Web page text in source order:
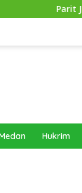
Jalan Taduan
Hukrim